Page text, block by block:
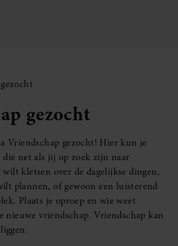
gezocht
Vriendschap gezocht! Hier kun je
net als jij op zoek zijn naar
kletsen over de dagelijkse dingen,
plannen, of gewoon een luisterend
Plaats je oproep en wie weet
nieuwe vriendschap. Vriendschap kan